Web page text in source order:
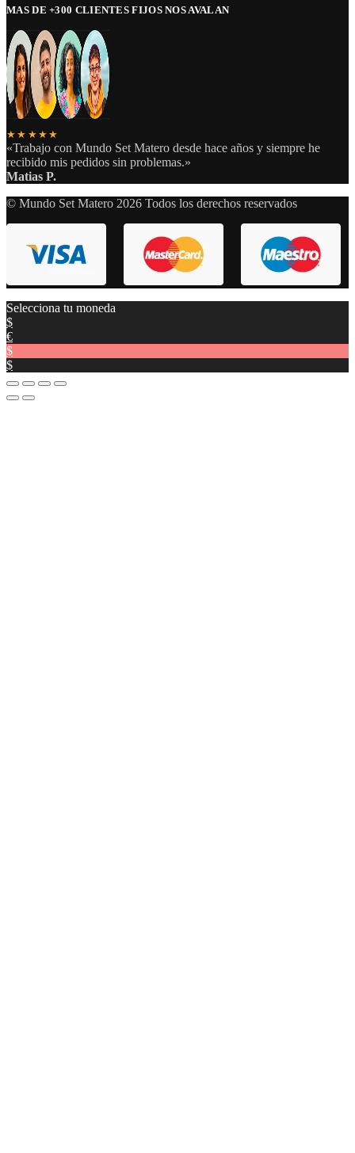
MAS DE +300 CLIENTES FIJOS NOS AVALAN
★★★★★
«Trabajo con Mundo Set Matero desde hace años y siempre he
recibido mis pedidos sin problemas.»
Matias P.
© Mundo Set Matero 2026 Todos los derechos reservados
Selecciona tu moneda
$
€
$
$